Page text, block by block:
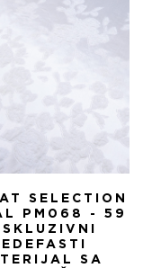
SELECTION
PM068 - 59
SA